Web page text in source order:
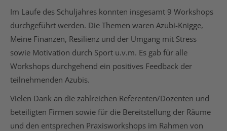
Im Laufe des Schuljahres konnten insgesamt 9 Workshops
durchgeführt werden. Die Themen waren Azubi-Knigge,
Meine Finanzen, Resilienz und der Umgang mit Stress
sowie Motivation durch Sport u.v.m. Es gab für alle
Workshops durchgehend ein positives Feedback der
teilnehmenden Azubis.
Vielen Dank an die zahlreichen Referenten/Dozenten und
beteiligten Firmen sowie für die Bereitstellung der Räume
und den entsprechen Praxisworkshops im Rahmen von